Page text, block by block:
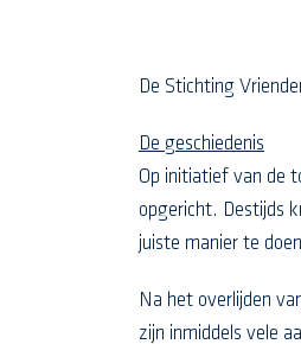
De Stichting
De geschiedenis
Op initiatief van de
opgericht. Destijds
juiste manier te
Na het overlijden
zijn inmiddels vele